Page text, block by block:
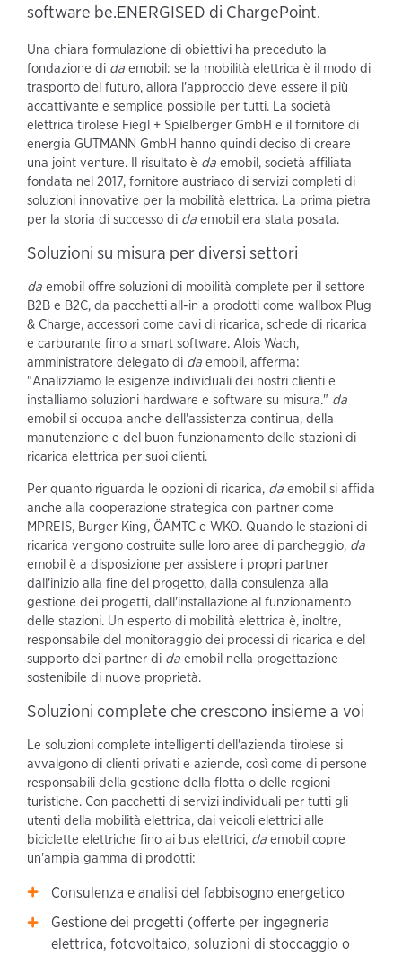
software be.ENERGISED di ChargePoint.
Una chiara formulazione di obiettivi ha preceduto la
fondazione di da emobil: se la mobilità elettrica è il modo di
trasporto del futuro, allora l'approccio deve essere il più
accattivante e semplice possibile per tutti. La società
elettrica tirolese Fiegl + Spielberger GmbH e il fornitore di
energia GUTMANN GmbH hanno quindi deciso di creare
una joint venture. Il risultato è da emobil, società affiliata
fondata nel 2017, fornitore austriaco di servizi completi di
soluzioni innovative per la mobilità elettrica. La prima pietra
per la storia di successo di da emobil era stata posata.
Soluzioni su misura per diversi settori
da emobil offre soluzioni di mobilità complete per il settore
B2B e B2C, da pacchetti all-in a prodotti come wallbox Plug
& Charge, accessori come cavi di ricarica, schede di ricarica
e carburante fino a smart software. Alois Wach,
amministratore delegato di da emobil, afferma:
"Analizziamo le esigenze individuali dei nostri clienti e
installiamo soluzioni hardware e software su misura." da
emobil si occupa anche dell'assistenza continua, della
manutenzione e del buon funzionamento delle stazioni di
ricarica elettrica per suoi clienti.
Per quanto riguarda le opzioni di ricarica, da emobil si affida
anche alla cooperazione strategica con partner come
MPREIS, Burger King, ÖAMTC e WKO. Quando le stazioni di
ricarica vengono costruite sulle loro aree di parcheggio, da
emobil è a disposizione per assistere i propri partner
dall'inizio alla fine del progetto, dalla consulenza alla
gestione dei progetti, dall'installazione al funzionamento
delle stazioni. Un esperto di mobilità elettrica è, inoltre,
responsabile del monitoraggio dei processi di ricarica e del
supporto dei partner di da emobil nella progettazione
sostenibile di nuove proprietà.
Soluzioni complete che crescono insieme a voi
Le soluzioni complete intelligenti dell'azienda tirolese si
avvalgono di clienti privati e aziende, così come di persone
responsabili della gestione della flotta o delle regioni
turistiche. Con pacchetti di servizi individuali per tutti gli
utenti della mobilità elettrica, dai veicoli elettrici alle
biciclette elettriche fino ai bus elettrici, da emobil copre
un'ampia gamma di prodotti:
Consulenza e analisi del fabbisogno energetico
Gestione dei progetti (offerte per ingegneria
elettrica, fotovoltaico, soluzioni di stoccaggio o